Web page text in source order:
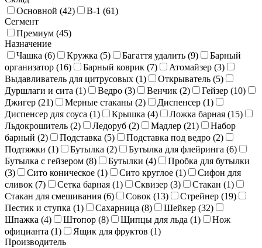
Основной (42) В-1 (61)
Сегмент
Премиум (45)
Назначение
Чашка (6) Кружка (5) Багаття удалить (9)
Барный
организатор (16) Барный коврик (7) Атомайзер (3)
Выдавливатель для цитрусовых (1) Открыватель (5)
Дуршлаги и сита (1) Ведро (3) Венчик (2) Гейзер (10)
Джигер (21) Мерные стаканы (2) Диспенсер (1)
Диспенсер для соуса (1) Крышка (4) Ложка барная (15)
Льдокрошитель (2) Ледоруб (2) Мадлер (21)
Набор
барный (2) Подставка (5) Подставка под ведро (2)
Подтяжки (1) Бутылка (2) Бутылка для флейринга (6)
Бутылка с гейзером (8) Бутылки (4)
Пробка для бутылки
(3) Сито коническое (1) Сито круглое (1)
Сифон для
сливок (7) Сетка барная (1) Сквизер (3) Стакан (1)
Стакан для смешивания (6) Совок (13) Стрейнер (19)
Пестик и ступка (1) Сахарница (8) Шейкер (32)
Шпажка (4) Штопор (8) Щипцы для льда (1)
Нож
официанта (1) Ящик для фруктов (1)
Производитель